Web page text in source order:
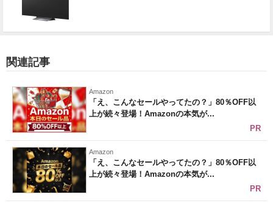
関連記事
Amazon
「え、こんなセールやってたの？」80％OFF以
上が続々登場！Amazonの本気が...
PR
Amazon
「え、こんなセールやってたの？」80％OFF以
上が続々登場！Amazonの本気が...
PR